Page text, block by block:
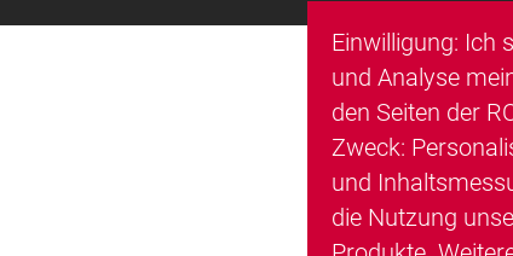
Einwilligung: Ich
und Analyse
den Seiten der
Zweck:
und
die Nutzung